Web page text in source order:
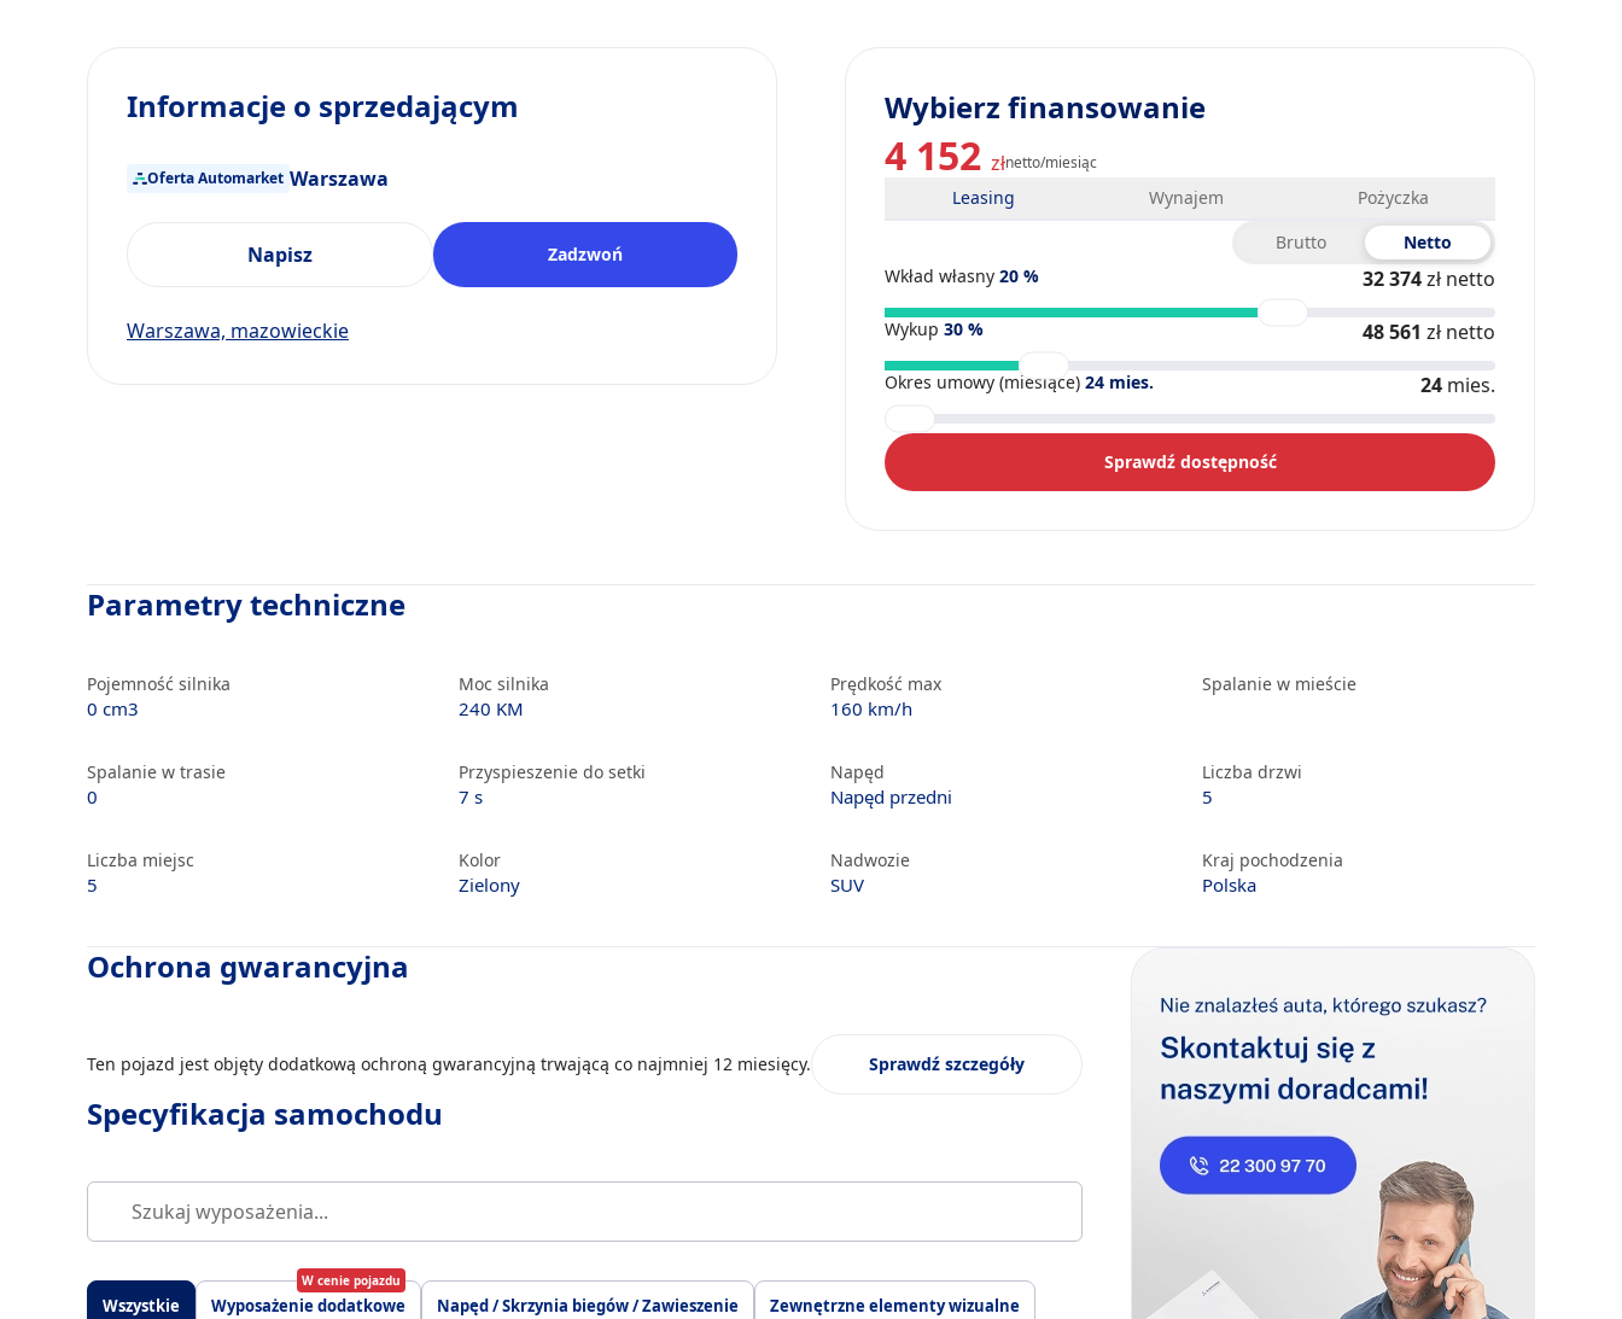
Wybierz finansowanie
4 152 złnetto/miesiąc
Leasing Wynajem
Pożyczka
Brutto
Netto
Wkład własny 20 % 32 374zł netto
Wykup 30 % 48 561 zł netto
Okres umowy (miesiące) 24 mies. 24 mies.
Sprawdź dostępność
Parametry techniczne
Pojemność silnika
0 cm3
Moc silnika
240 KM
Prędkość max
160 km/h
Spalanie w mieście
Spalanie w trasie
0
Przyspieszenie do setki
7 s
Napęd
Napęd przedni
Liczba drzwi
5
Liczba miejsc
5
Kolor
Zielony
Nadwozie
SUV
Kraj pochodzenia
Polska
Ochrona gwarancyjna
Ten pojazd jest objęty dodatkową ochroną gwarancyjną trwającą co najmniej 12 miesięcy. Sprawdź szczegóły
Specyfikacja samochodu
Wszystkie Wyposażenie dodatkowe
W cenie pojazdu
Napęd / Skrzynia biegów / Zawieszenie Zewnętrzne elementy wizualne
Informacje o sprzedającym
Oferta Automarket Warszawa
Napisz Zadzwoń
Warszawa, mazowieckie